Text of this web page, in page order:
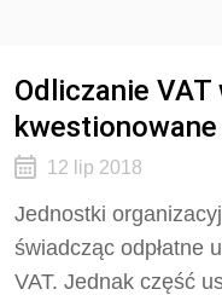
Odliczanie VAT
12 lip 2018
Jednostki
świadcząc odpłatne
VAT. Jednak część